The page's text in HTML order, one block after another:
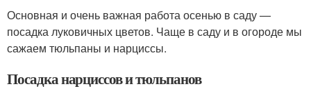
Основная и очень важная работа осенью в саду —
посадка луковичных цветов. Чаще в саду и в огороде мы
сажаем тюльпаны и нарциссы.
Посадка нарциссов и тюльпанов